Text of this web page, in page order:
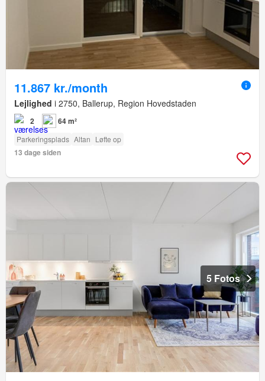
11.867 kr./month
Lejlighed i 2750, Ballerup, Region Hovedstaden
2 64 m²
Parkeringsplads Altan Løfte op
13 dage siden
5 Fotos